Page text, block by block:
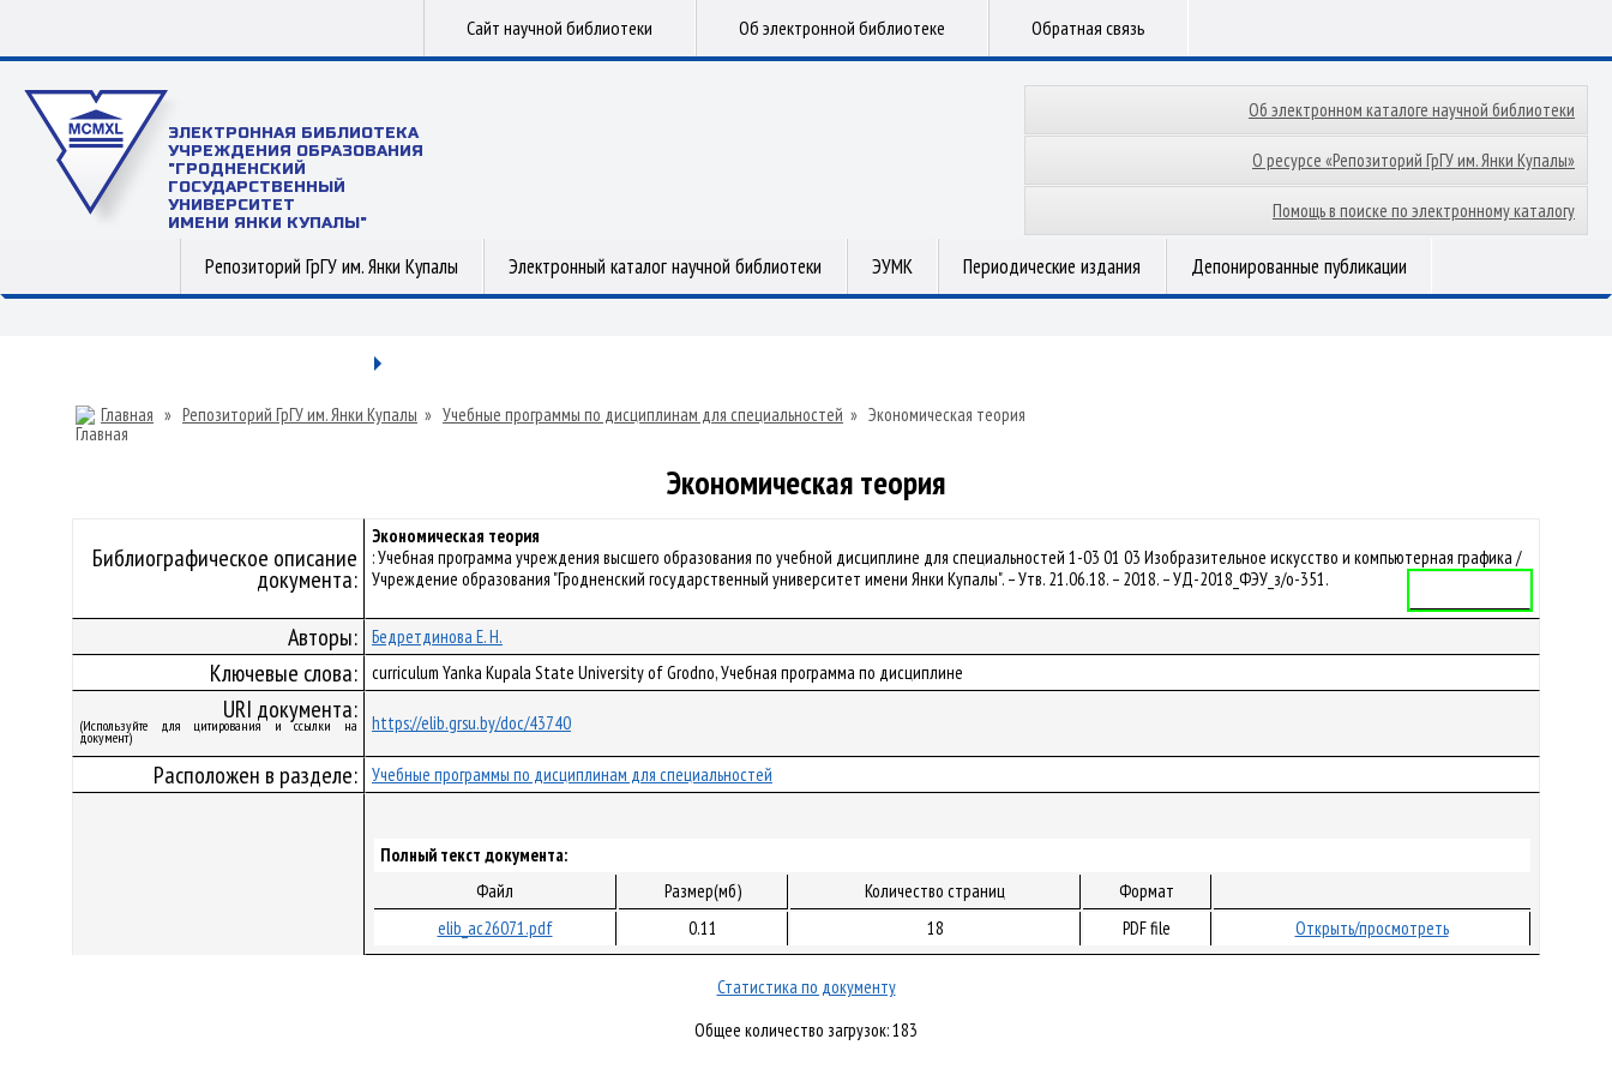
Сайт научной библиотеки Об электронной библиотеке Обратная связь
ЭЛЕКТРОННАЯ БИБЛИОТЕКА
УЧРЕЖДЕНИЯ ОБРАЗОВАНИЯ
"ГРОДНЕНСКИЙ
ГОСУДАРСТВЕННЫЙ
УНИВЕРСИТЕТ
ИМЕНИ ЯНКИ КУПАЛЫ"
Об электронном каталоге научной библиотеки
О ресурсе «Репозиторий ГрГУ им. Янки Купалы»
Помощь в поиске по электронному каталогу
Репозиторий ГрГУ им. Янки Купалы Электронный каталог научной библиотеки ЭУМК Периодические издания Депонированные публикации
Главная » Репозиторий ГрГУ им. Янки Купалы » Учебные программы по дисциплинам для специальностей » Экономическая теория
Экономическая теория
Библиографическое описание
документа:
Экономическая теория
: Учебная программа учреждения высшего образования по учебной дисциплине для специальностей 1-03 01 03 Изобразительное искусство и компьютерная графика /
Учреждение образования "Гродненский государственный университет имени Янки Купалы". – Утв. 21.06.18. – 2018. – УД-2018_ФЭУ_з/о-351.
Авторы: Бедретдинова Е. Н.
Ключевые слова: curriculum Yanka Kupala State University of Grodno, Учебная программа по дисциплине
URI документа:
(Используйте для цитирования и ссылки на
документ)
https://elib.grsu.by/doc/43740
Расположен в разделе: Учебные программы по дисциплинам для специальностей
Полный текст документа:
Файл
Размер(мб) Количество страниц
Формат
elib_ac26071.pdf
0.11 18 PDF file Открыть/просмотреть
Статистика по документу
Общее количество загрузок: 183